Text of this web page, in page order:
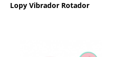
Lopy Vibrador Rotador